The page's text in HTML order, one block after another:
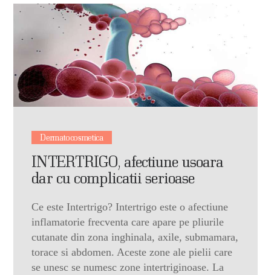
Dermatocosmetica
INTERTRIGO, afectiune usoara
dar cu complicatii serioase
Ce este Intertrigo? Intertrigo este o afectiune
inflamatorie frecventa care apare pe pliurile
cutanate din zona inghinala, axile, submamara,
torace si abdomen. Aceste zone ale pielii care
se unesc se numesc zone intertriginoase. La